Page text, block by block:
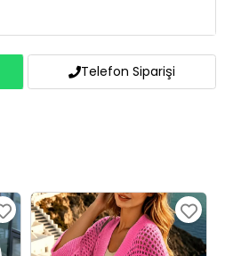
Telefon Siparişi